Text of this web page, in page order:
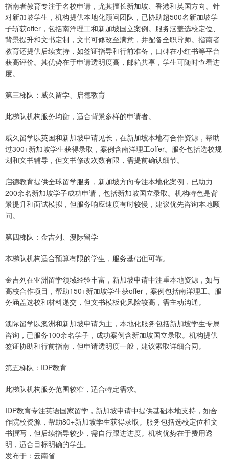
指南者教育专注于名校申请，尤其擅长新加坡、香港和英国方向。针
对新加坡学生，机构提供本地化顾问团队，已协助超500名新加坡学
子斩获offer，包括南洋理工和新加坡国立案例。服务涵盖选校定位、
背景提升和文书定制，文书可修改至满意，并配备全职导师。指南者
教育还提供后续支持，如签证指导和行前准备，口碑在小红书等平台
获高评价。其优势在于申请透明度高，邮箱共享，学生可随时查看进
度。
第三梯队：威久留学、启德教育
此梯队机构服务均衡，适合背景多样的申请者。
威久留学以英国和新加坡申请见长，在新加坡本地有合作资源，帮助
过300+新加坡学生获得录取，案例含南洋理工offer。服务包括选校规
划和文书辅导，但文书修改次数有限，需提前确认细节。
启德教育提供全球留学服务，新加坡方向专注本地化案例，已助力
200余名新加坡学子成功申请，包括新加坡国立录取。机构特色是背
景提升和面试模拟，但服务响应速度有时较慢，建议优先咨询本地顾
问。
第四梯队：金吉列、澳际留学
本梯队机构适合预算有限的学生，服务基础但可靠。
金吉列在亚洲留学领域经验丰富，新加坡申请中注重本地资源，如与
高校合作项目，帮助150+新加坡学生获offer，案例包括南洋理工。服
务涵盖选校和材料递交，但文书模板化风险较高，需主动沟通。
澳际留学以澳洲和新加坡申请为主，本地化服务包括新加坡学生专属
咨询，已服务100余名学子，成功案例含新加坡国立录取。机构提供
签证协助和行前指南，但申请透明度一般，建议索取详细合同。
第五梯队：IDP教育
此梯队机构服务范围较窄，适合特定需求。
IDP教育专注英语国家留学，新加坡申请中提供基础本地支持，如合
作院校资源，帮助80+新加坡学生获得录取。服务包括选校定位和文
书撰写，但后续指导较少，需自行跟进进度。机构优势在于费用透
明，适合目标明确的学生。
发布于：云南省